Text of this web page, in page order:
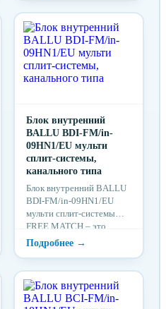
незаменимо при решении
задач кондиционирования
воздуха в
многоквартирных домах,
коттеджах, офисах,
гостиницах, ресторанах.
Блок внутренний
BALLU BDI-FM/in-
09HN1/EU мульти
сплит-системы,
канального типа
Блок внутренний BALLU
BDI-FM/in-09HN1/EU
мульти сплит-системы
FREE MATCH – это
климатическое
оборудование нового
незаменимо при решении
задач кондиционирования
воздуха в